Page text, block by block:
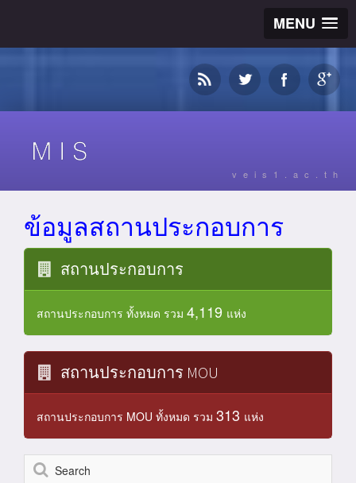
MENU
veis1.ac.th
ข้อมูลสถานประกอบการ
สถานประกอบการ
สถานประกอบการ ทั้งหมด รวม 4,119 แห่ง
สถานประกอบการ MOU
สถานประกอบการ MOU ทั้งหมด รวม 313 แห่ง
Search